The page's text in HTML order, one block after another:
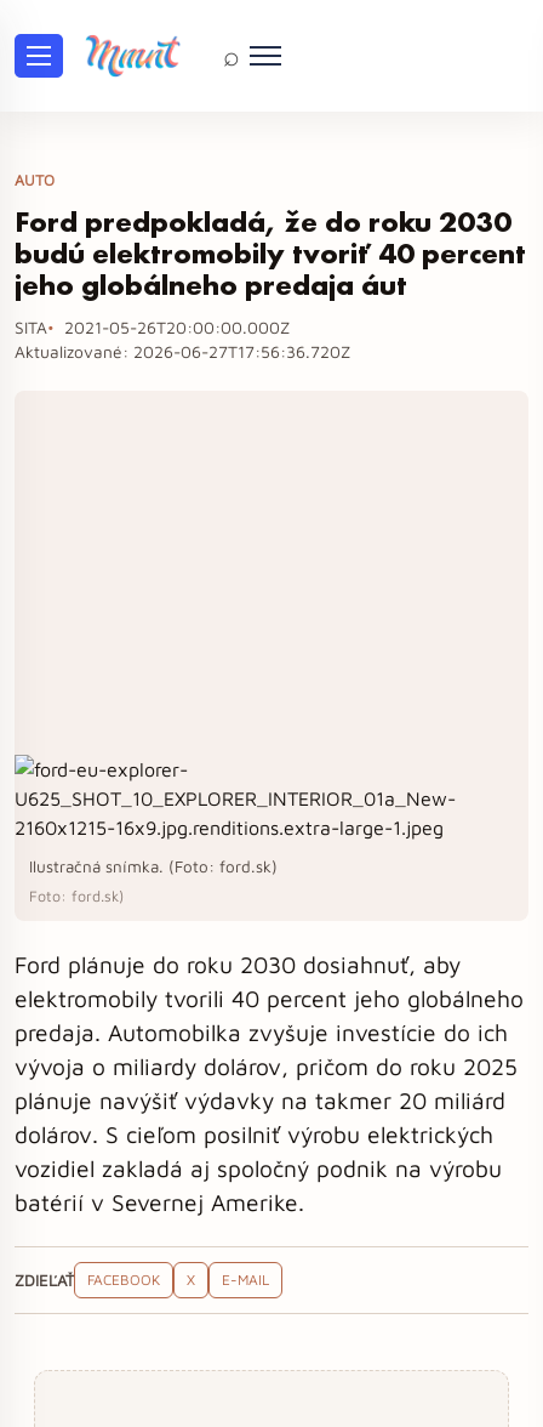
⌕
AUTO
Ford predpokladá, že do roku 2030
budú elektromobily tvoriť 40 percent
jeho globálneho predaja áut
SITA
2021-05-26T20:00:00.000Z
Aktualizované: 2026-06-27T17:56:36.720Z
Ilustračná snímka. (Foto: ford.sk)
Foto: ford.sk)
Ford plánuje do roku 2030 dosiahnuť, aby
elektromobily tvorili 40 percent jeho globálneho
predaja. Automobilka zvyšuje investície do ich
vývoja o miliardy dolárov, pričom do roku 2025
plánuje navýšiť výdavky na takmer 20 miliárd
dolárov. S cieľom posilniť výrobu elektrických
vozidiel zakladá aj spoločný podnik na výrobu
batérií v Severnej Amerike.
ZDIEĽAŤ FACEBOOK X E-MAIL